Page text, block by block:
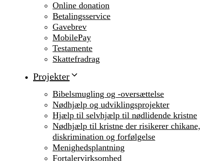
Online donation
Betalingsservice
Gavebrev
MobilePay
Testamente
Skattefradrag
Projekter
Bibelsmugling og -oversættelse
Nødhjælp og udviklingsprojekter
Hjælp til selvhjælp til nødlidende kristne
Nødhjælp til kristne der risikerer chikane,
diskrimination og forfølgelse
Menighedsplantning
Fortalervirksomhed